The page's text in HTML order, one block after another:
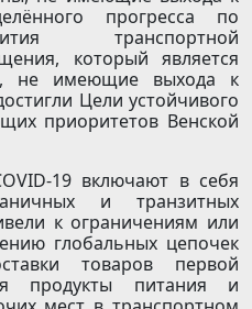
прогресса по
транспортной
который является
не имеющие выхода к
Цели устойчивого
приоритетов Венской
19 включают в себя
и транзитных
к ограничениям или
глобальных цепочек
товаров первой
продукты питания и